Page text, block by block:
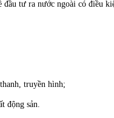
đầu tư ra nước ngoài có điều
truyền hình;
động sản.